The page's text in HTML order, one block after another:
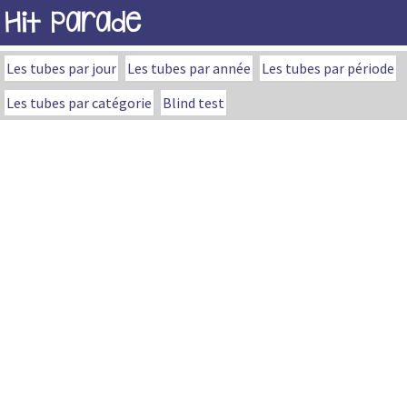
Hit Parade
Les tubes par jour Les tubes par année
Les tubes par période
Les tubes par catégorie
Blind test